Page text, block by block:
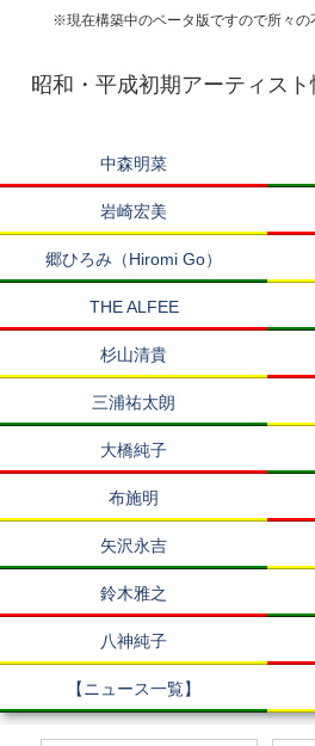
※現在構築中のベータ版ですので所々の
昭和・平成初期アーティス
中森明菜
岩崎宏美
郷ひろみ（Hiromi Go）
THE ALFEE
杉山清貴
三浦祐太朗
大橋純子
布施明
矢沢永吉
鈴木雅之
八神純子
【ニュース一覧】